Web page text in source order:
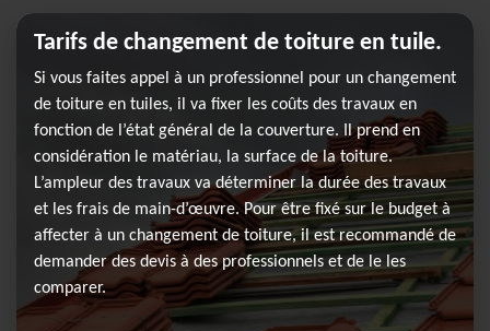
Tarifs de changement de toiture en tuile.
Si vous faites appel à un professionnel pour un changement
de toiture en tuiles, il va fixer les coûts des travaux en
fonction de l’état général de la couverture. Il prend en
considération le matériau, la surface de la toiture.
L’ampleur des travaux va déterminer la durée des travaux
et les frais de main-d’œuvre. Pour être fixé sur le budget à
affecter à un changement de toiture, il est recommandé de
demander des devis à des professionnels et de le les
comparer.